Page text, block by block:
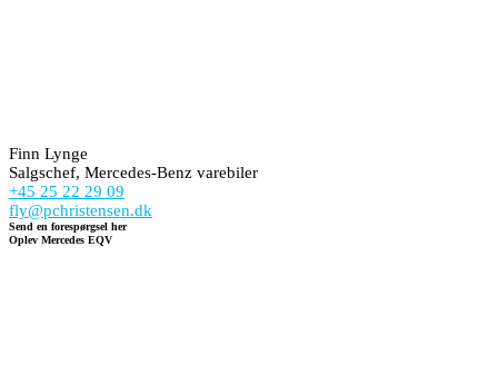
Finn Lynge
Salgschef, Mercedes-Benz varebiler
+45 25 22 29 09
fly@pchristensen.dk
Send en forespørgsel her
Oplev Mercedes EQV